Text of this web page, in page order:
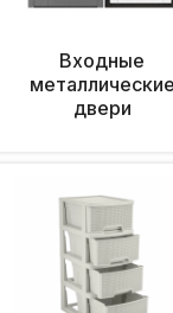
Входные
металлические
двери